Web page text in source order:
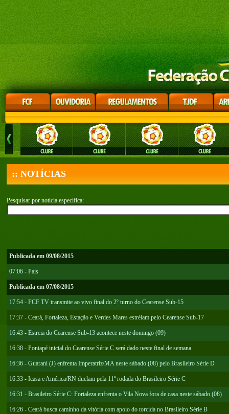
:: NOTÍCIAS
Pesquisar por notícia específica:
Publicada em 09/08/2015
07:06 - Pais
Publicada em 07/08/2015
17:54 - FCF TV transmite ao vivo final do 2º turno do Cearense Sub-15
17:37 - Ceará, Fortaleza, Estação e Verdes Mares estréiam pelo Cearense Sub-17
16:43 - Estreia do Cearense Sub-13 acontece neste domingo (09)
16:38 - Pontapé inicial do Cearense Série C será dado neste final de semana
16:36 - Guarani (J) enfrenta Imperatriz/MA neste sábado (08) pelo Brasileiro Série D
16:33 - Icasa e América/RN duelam pela 11ª rodada do Brasileiro Série C
16:31 - Brasileiro Série C: Fortaleza enfrenta o Vila Nova fora de casa neste sábado (08)
16:26 - Ceará busca caminho da vitória com apoio do torcida no Brasileiro Série B